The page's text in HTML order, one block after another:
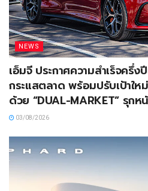
NEWS
เอ็มจี ประกาศความสำเร็จครึ่
กระแสตลาด พร้อมปรับเป้าใ
ด้วย “DUAL-MARKET” รุก
03/08/2026